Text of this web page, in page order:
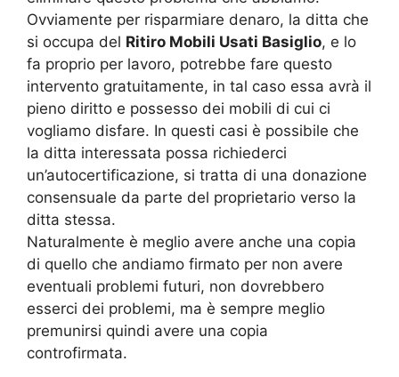
Ovviamente per risparmiare denaro, la ditta che
si occupa del Ritiro Mobili Usati Basiglio, e lo
fa proprio per lavoro, potrebbe fare questo
intervento gratuitamente, in tal caso essa avrà il
pieno diritto e possesso dei mobili di cui ci
vogliamo disfare. In questi casi è possibile che
la ditta interessata possa richiederci
un’autocertificazione, si tratta di una donazione
consensuale da parte del proprietario verso la
ditta stessa.
Naturalmente è meglio avere anche una copia
di quello che andiamo firmato per non avere
eventuali problemi futuri, non dovrebbero
esserci dei problemi, ma è sempre meglio
premunirsi quindi avere una copia
controfirmata.